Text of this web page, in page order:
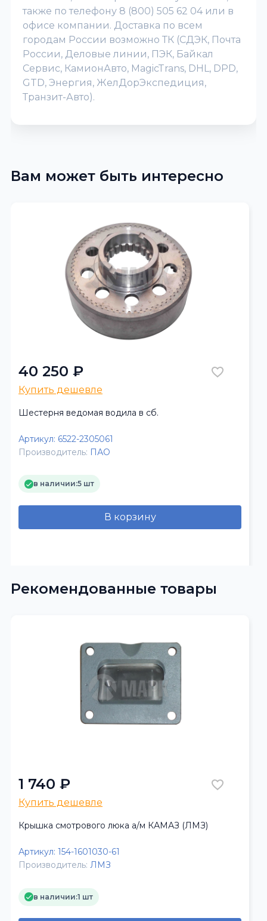
также по телефону 8 (800) 505 62 04 или в
офисе компании. Доставка по всем
городам России возможно ТК (СДЭК, Почта
России, Деловые линии, ПЭК, Байкал
Сервис, КамионАвто, MagicTrans, DHL, DPD,
GTD, Энергия, ЖелДорЭкспедиция,
Транзит-Авто).
Вам может быть интересно
40 250 ₽
Купить дешевле
Шестерня ведомая водила в сб.
Артикул: 6522-2305061
Производитель: ПАО
в наличии:5 шт
В корзину
Рекомендованные товары
1 740 ₽
Купить дешевле
Крышка смотрового люка а/м КАМАЗ (ЛМЗ)
Артикул: 154-1601030-61
Производитель: ЛМЗ
в наличии:1 шт